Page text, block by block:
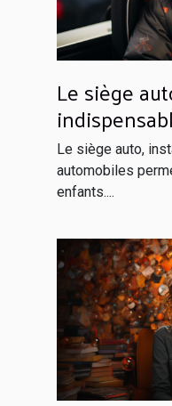
Le siège
enfant à
Le siège auto,
automobiles
enfants....